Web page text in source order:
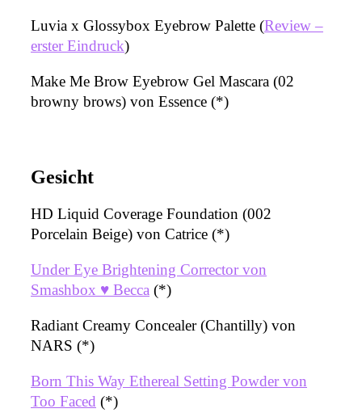
Luvia x Glossybox Eyebrow Palette (Review –
erster Eindruck)
Make Me Brow Eyebrow Gel Mascara (02
browny brows) von Essence (*)
Gesicht
HD Liquid Coverage Foundation (002
Porcelain Beige) von Catrice (*)
Under Eye Brightening Corrector von
Smashbox ♥ Becca (*)
Radiant Creamy Concealer (Chantilly) von
NARS (*)
Born This Way Ethereal Setting Powder von
Too Faced (*)